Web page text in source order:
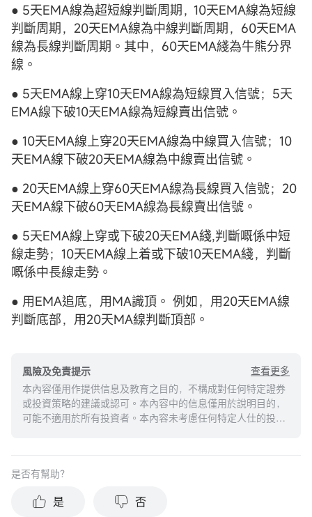
● 5天EMA線為超短線判斷周期，10天EMA線為短線
判斷周期，20天EMA線為中線判斷周期，60天EMA
線為長線判斷周期。其中，60天EMA綫為牛熊分界
線。
● 5天EMA線上穿10天EMA線為短線買入信號；5天
EMA線下破10天EMA線為短線賣出信號。
● 10天EMA線上穿20天EMA線為中線買入信號；10
天EMA線下破20天EMA線為中線賣出信號。
● 20天EMA線上穿60天EMA線為長線買入信號；20
天EMA線下破60天EMA線為長線賣出信號。
● 5天EMA線上穿或下破20天EMA綫,判斷嘅係中短
線走勢；10天EMA線上着或下破10天EMA綫，判斷
嘅係中長線走勢。
● 用EMA追底，用MA識頂。 例如，用20天EMA線
判斷底部，用20天MA線判斷頂部。
風險及免責提示
查看更多
本內容僅用作提供信息及教育之目的，不構成對任何特定證券
或投資策略的建議或認可。本內容中的信息僅用於說明目的，
可能不適用於所有投資者。本內容未考慮任何特定人仕的投資
結果。投資涉及風險和損失本金的可能性。moomoo對上述內
任何陳述或保證。
是否有幫助？
是 否